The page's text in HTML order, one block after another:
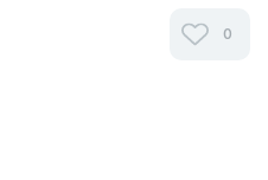
Mumin в
0